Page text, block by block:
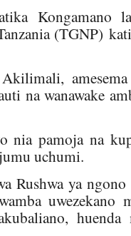
Kongamano
(TGNP)
Akilimali,
na wanawake
nia pamoja na
uchumi.
Rushwa ya ngono
uwezekano
huenda